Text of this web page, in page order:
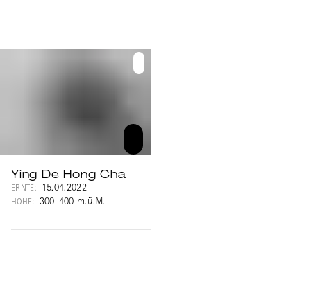
Ying De Hong Cha
ERNTE: 15.04.2022
HÖHE: 300-400 m.ü.M.